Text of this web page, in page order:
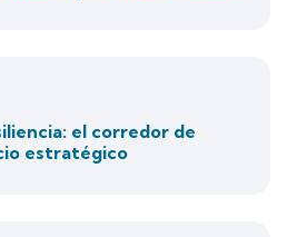
el corredor de
estratégico